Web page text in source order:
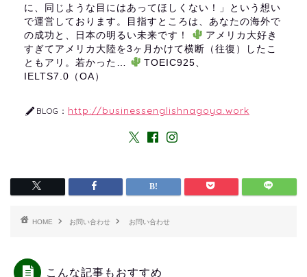
に、同じような目にはあってほしくない！」という想い
で運営しております。目指すところは、あなたの海外で
の成功と、日本の明るい未来です！
アメリカ大好き
すぎてアメリカ大陸を3ヶ月かけて横断（往復）したこ
ともアリ。若かった…
TOEIC925、
IELTS7.0（OA）
BLOG： http://businessenglishnagoya.work
HOME お問い合わせ お問い合わせ
こんな記事もおすすめ